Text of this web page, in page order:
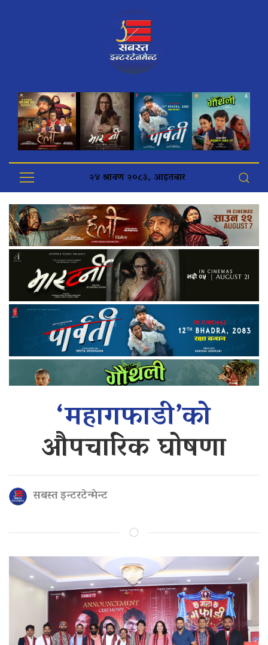
२४ श्रावण २०८३, आइतबार
‘महागफाडी’को
औपचारिक घोषणा
सबस्त इन्टरटेन्मेन्ट